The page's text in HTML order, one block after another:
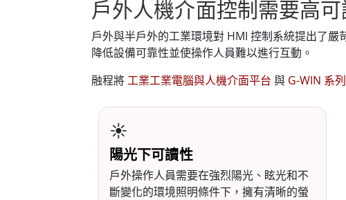
戶外人機介面控制需要高
戶外與半戶外的工業環境對 HMI 控制系統提出了
降低設備可靠性並使操作人員難以進行互動。
融程將工業工業電腦與人機介面平台 與 G-WIN 系
☀️
陽光下可讀性
戶外操作人員需要在強烈陽光、眩光和不
斷變化的環境照明條件下，擁有清晰的螢